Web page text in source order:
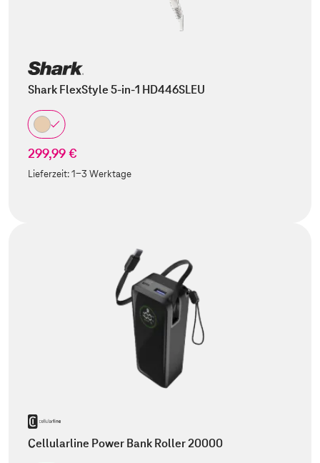
Shark FlexStyle 5-in-1 HD446SLEU
299,99 €
Lieferzeit:1-3 Werktage
Cellularline Power Bank Roller 20000